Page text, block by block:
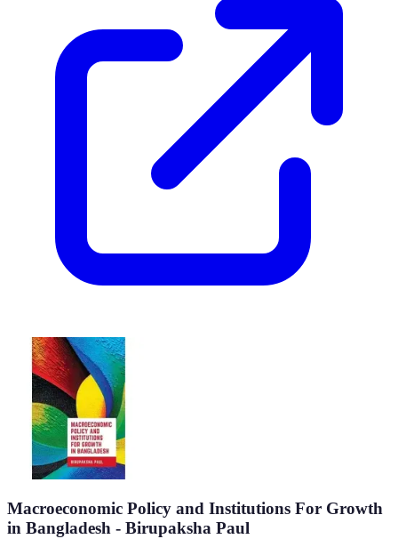
Macroeconomic Policy and Institutions For Growth
in Bangladesh - Birupaksha Paul